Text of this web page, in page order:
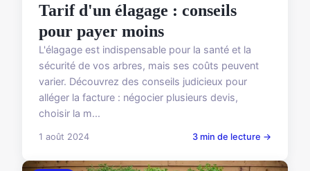
Tarif d'un élagage : conseils
pour payer moins
L'élagage est indispensable pour la santé et la
sécurité de vos arbres, mais ses coûts peuvent
varier. Découvrez des conseils judicieux pour
alléger la facture : négocier plusieurs devis,
choisir la m...
1 août 2024 3 min de lecture →